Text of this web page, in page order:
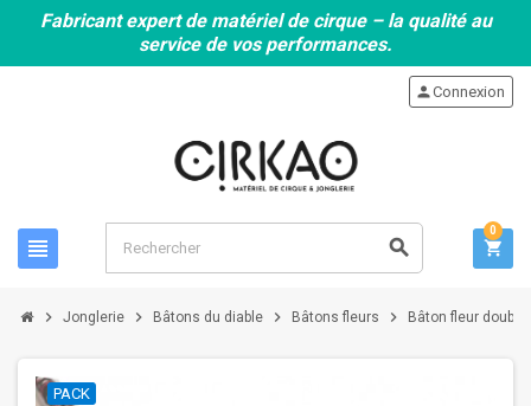
Fabricant expert de matériel de cirque – la qualité au
service de vos performances.
view_headline search
personConnexion
shopping_cart
0
chevron_right Jonglerie chevron_right Bâtons du diable chevron_right Bâtons fleurs chevron_right Bâton fleur
PACK